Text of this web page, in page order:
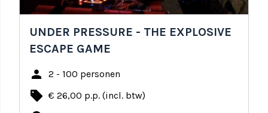
UNDER PRESSURE - THE EXPLOSIVE
ESCAPE GAME
person 2 - 100 personen
local_offer € 26,00 p.p. (incl. btw)